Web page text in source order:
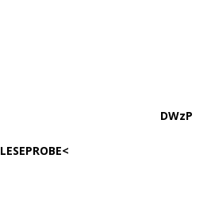
DWzP
LESEPROBE<